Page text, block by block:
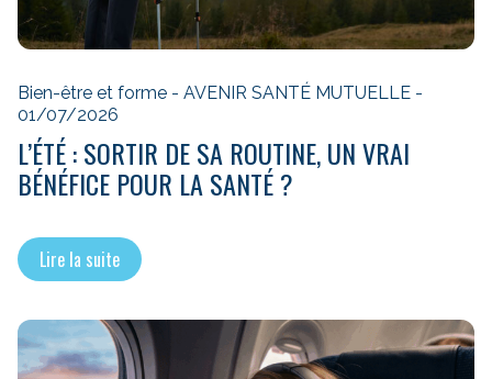
Bien-être et forme - AVENIR SANTÉ MUTUELLE -
01/07/2026
L’ÉTÉ : SORTIR DE SA ROUTINE, UN VRAI
BÉNÉFICE POUR LA SANTÉ ?
Lire la suite